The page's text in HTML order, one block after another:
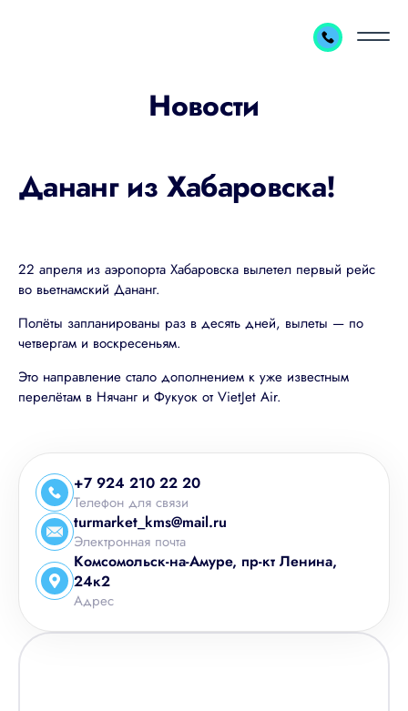
Каталог стран и отелей
Полезные ресурсы
в МАКС
в Телеграм
О нас
Команда
Реквизиты
Билеты
Авиабилеты
Регистрация на рейс
Трансферы
Страховки
✈
+7 996 388 22 20
+7 994 135 22 20
+7 924 204 22 20
Комсомольск-на-Амуре, пр-кт Ленина, 24к2
Новости
Дананг из Хабаровска!
22 апреля из аэропорта Хабаровска вылетел первый рейс
во вьетнамский Дананг.
Полёты запланированы раз в десять дней, вылеты — по
четвергам и воскресеньям.
Это направление стало дополнением к уже известным
перелётам в Нячанг и Фукуок от VietJet Air.
+7 924 210 22 20
Телефон для связи
turmarket_kms@mail.ru
Электронная почта
Комсомольск-на-Амуре, пр-кт Ленина,
24к2
Адрес